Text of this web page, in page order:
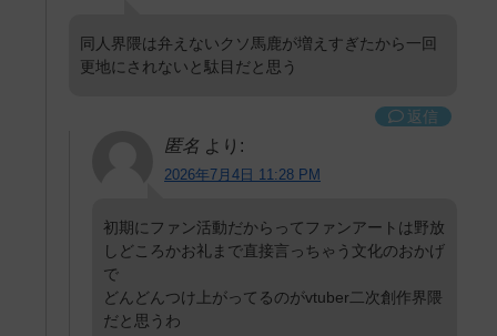
同人界隈は弁えないクソ馬鹿が増えすぎたから一回
更地にされないと駄目だと思う
返信
匿名 より:
2026年7月4日 11:28 PM
初期にファン活動だからってファンアートは野放
しどころかお礼まで直接言っちゃう文化のおかげ
で
どんどんつけ上がってるのがvtuber二次創作界隈
だと思うわ